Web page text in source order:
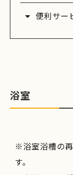
便利サー
浴室
※浴室浴槽の
す。